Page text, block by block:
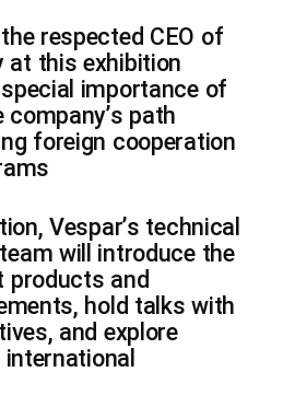
respected CEO of
at this exhibition
importance of
path
foreign cooperation
Vespar’s technical
will introduce the
products and
hold talks with
and explore